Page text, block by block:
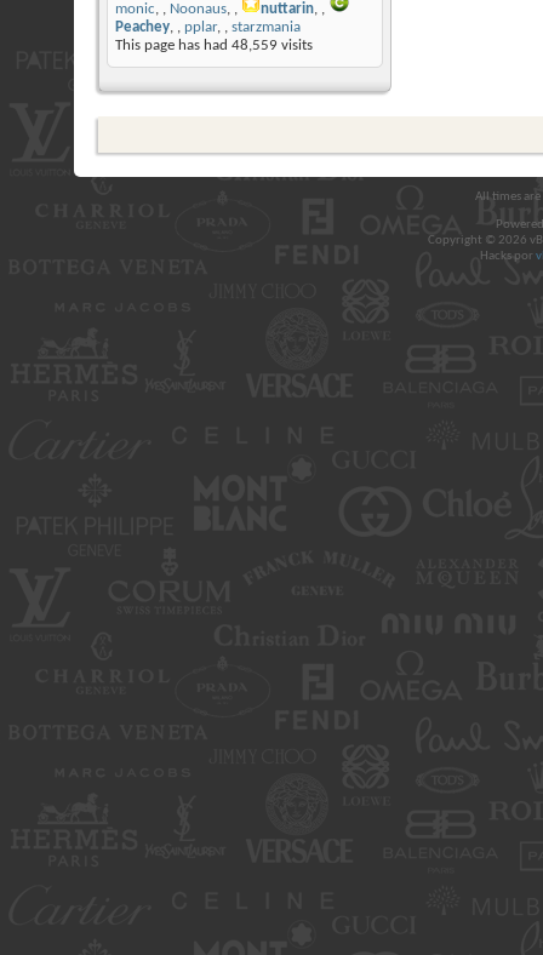
monic, Noonaus, nuttarin,
Peachey, pplar,
starzmania
This page has had 48,559visits
All times
Copyright © 2026
Hacks por